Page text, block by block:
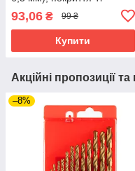
93,06 ₴ 99 ₴
Купити
Акційні пропозиції
–8%